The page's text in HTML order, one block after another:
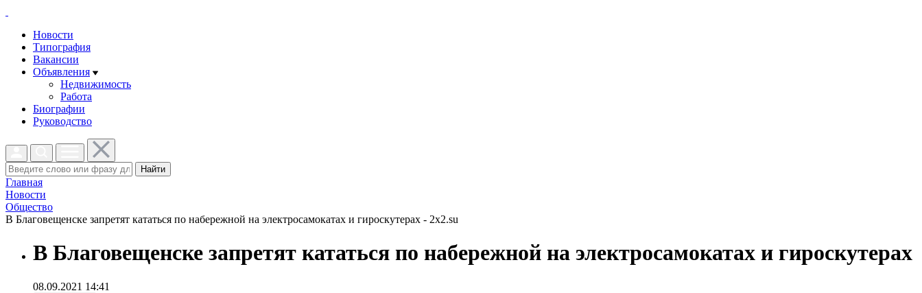
Новости
Типография
Вакансии
Объявления
Недвижимость
Работа
Биографии
Руководство
Найти
Главная
Новости
Общество
В Благовещенске запретят кататься по набережной на электросамокатах и гироскутерах - 2x2.su
В Благовещенске запретят кататься по набережной на электросамокатах и гироскутерах
08.09.2021 14:41